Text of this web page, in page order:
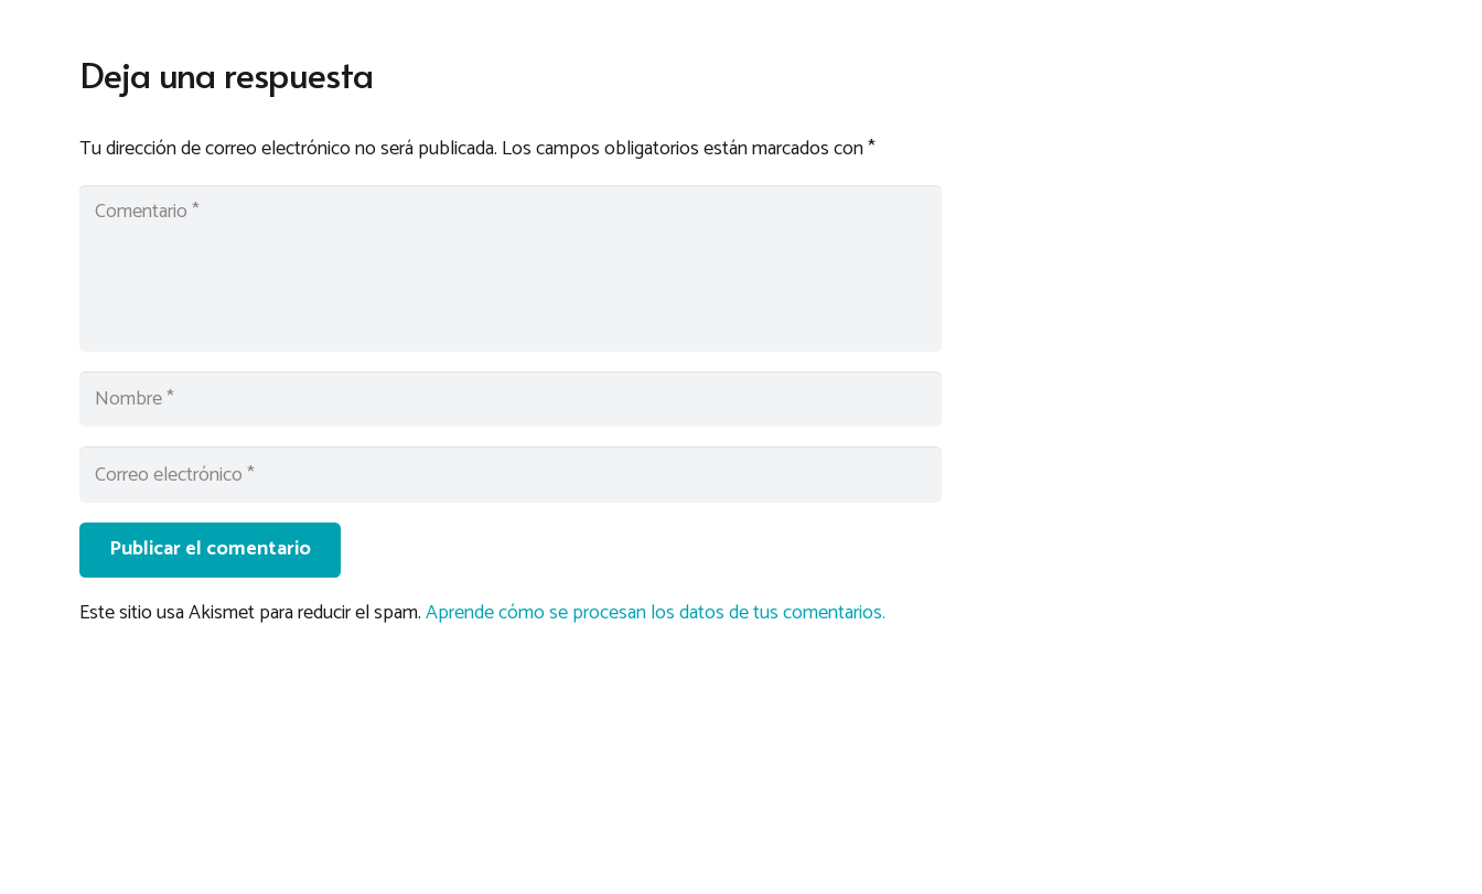
Deja una respuesta
Tu dirección de correo electrónico no será publicada. Los campos obligatorios están marcados con*
Publicar el comentario
Este sitio usa Akismet para reducir el spam.Aprende cómo se procesan los datos de tus comentarios.